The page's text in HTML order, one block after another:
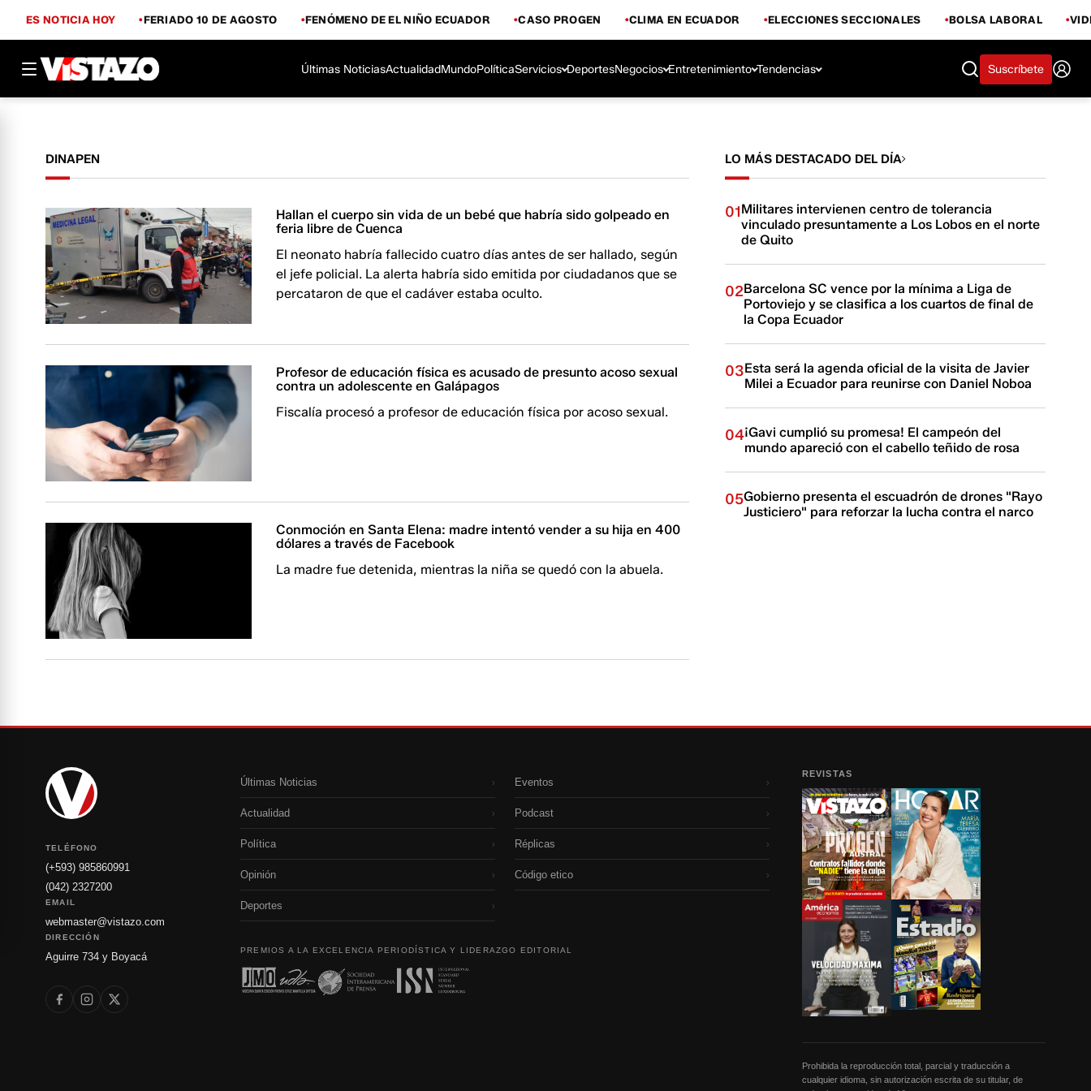
ES NOTICIA HOY FERIADO 10 DE AGOSTO FENÓMENO DE EL NIÑO ECUADOR CASO PROGEN CLIMA EN ECUADOR ELECCIONES SECCIONALES BOLSA LABORAL
Últimas NoticiasActualidadMundoPolíticaServicios DeportesNegocios Entretenimiento Tendencias Suscríbete
DINAPEN
Hallan el cuerpo sin vida de un bebé que habría sido golpeado en
feria libre de Cuenca
El neonato habría fallecido cuatro días antes de ser hallado, según
el jefe policial. La alerta habría sido emitida por ciudadanos que se
percataron de que el cadáver estaba oculto.
Profesor de educación física es acusado de presunto acoso sexual
contra un adolescente en Galápagos
Fiscalía procesó a profesor de educación física por acoso sexual.
Conmoción en Santa Elena: madre intentó vender a su hija en 400
dólares a través de Facebook
La madre fue detenida, mientras la niña se quedó con la abuela.
LO MÁS DESTACADO DEL DÍA
01Militares intervienen centro de tolerancia
vinculado presuntamente a Los Lobos en el norte
de Quito
02Barcelona SC vence por la mínima a Liga de
Portoviejo y se clasifica a los cuartos de final de
la Copa Ecuador
03Esta será la agenda oficial de la visita de Javier
Milei a Ecuador para reunirse con Daniel Noboa
04¡Gavi cumplió su promesa! El campeón del
mundo apareció con el cabello teñido de rosa
05Gobierno presenta el escuadrón de drones "Rayo
Justiciero" para reforzar la lucha contra el narco
TELÉFONO
(+593) 985860991
(042) 2327200
EMAIL
webmaster@vistazo.com
DIRECCIÓN
Aguirre 734 y Boyacá
Últimas Noticias ›
Actualidad ›
Política ›
Opinión ›
Deportes ›
Eventos ›
Podcast ›
Réplicas ›
Código etico ›
PREMIOS A LA EXCELENCIA PERIODÍSTICA Y LIDERAZGO EDITORIAL
REVISTAS
Prohibida la reproducción total, parcial y traducción a
cualquier idioma, sin autorización escrita de su titular, de